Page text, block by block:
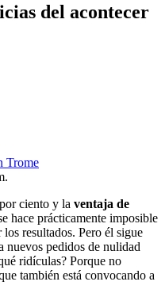
del acontecer
Trome
ciento y la ventaja de
hace prácticamente imposible
los resultados. Pero él sigue
nuevos pedidos de nulidad
ridículas? Porque no
también está convocando a